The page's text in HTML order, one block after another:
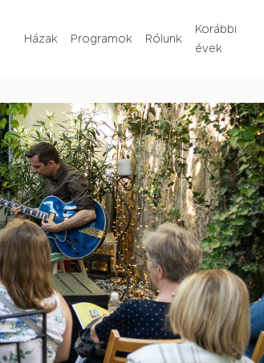
Házak Programok Rólunk
Korábbi
évek